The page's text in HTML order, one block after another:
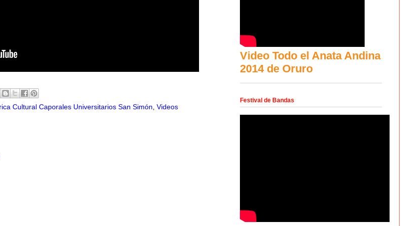
Cultural Caporales Universitarios San Simón Videos
Video Todo el Anata Andina
2014 de Oruro
Festival de Bandas